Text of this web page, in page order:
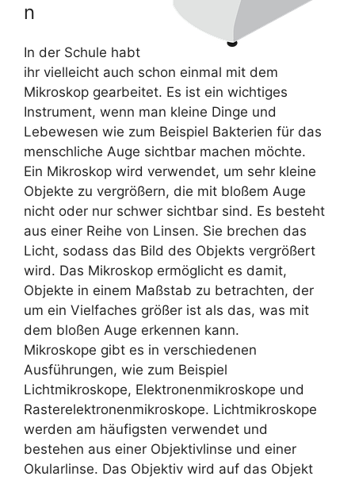
n
In der Schule habt
ihr vielleicht auch schon einmal mit dem
Mikroskop gearbeitet. Es ist ein wichtiges
Instrument, wenn man kleine Dinge und
Lebewesen wie zum Beispiel Bakterien für das
menschliche Auge sichtbar machen möchte.
Ein Mikroskop wird verwendet, um sehr kleine
Objekte zu vergrößern, die mit bloßem Auge
nicht oder nur schwer sichtbar sind. Es besteht
aus einer Reihe von Linsen. Sie brechen das
Licht, sodass das Bild des Objekts vergrößert
wird. Das Mikroskop ermöglicht es damit,
Objekte in einem Maßstab zu betrachten, der
um ein Vielfaches größer ist als das, was mit
dem bloßen Auge erkennen kann.
Mikroskope gibt es in verschiedenen
Ausführungen, wie zum Beispiel
Lichtmikroskope, Elektronenmikroskope und
Rasterelektronenmikroskope. Lichtmikroskope
werden am häufigsten verwendet und
bestehen aus einer Objektivlinse und einer
Okularlinse. Das Objektiv wird auf das Objekt